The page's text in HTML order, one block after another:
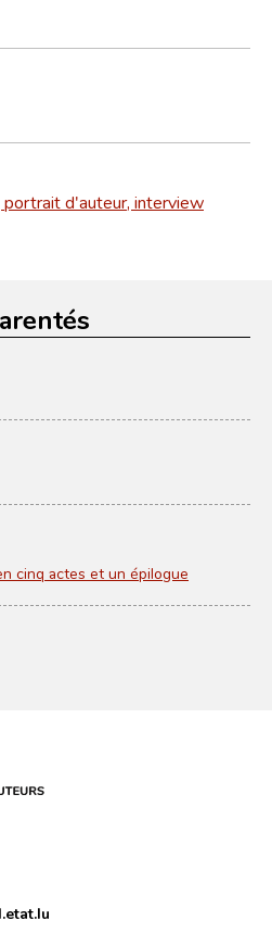
d'auteur, interview
cinq actes et un épilogue